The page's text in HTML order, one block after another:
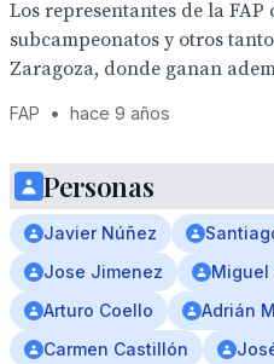
Los representantes de la
subcampeonatos y otros
Zaragoza, donde ganan
FAP • hace 9 años
Personas
Javier Núñez
Jose Jimenez
Miguel
Arturo Coello
Adrián
Carmen Castillón